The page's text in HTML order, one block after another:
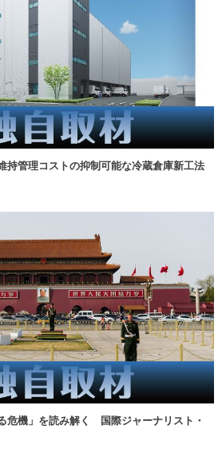
持管理コストの抑制可能な冷蔵倉庫新工法
危機」を読み解く 国際ジャーナリスト・